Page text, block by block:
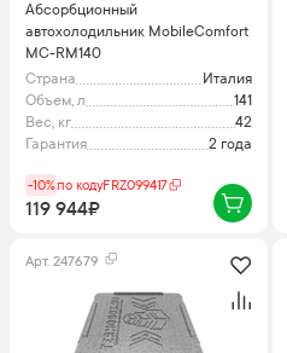
Абсорбционный
автохолодильник MobileComfort
MC-RM140
Страна
Италия
Объем, л
141
Вес, кг
42
Гарантия
2 года
-10%по кодуFRZ099417
119 944₽
Арт. 247679